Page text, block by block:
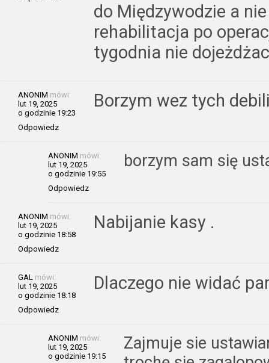
do Międzywodzie a
rehabilitacja po
tygodnia nie
ANONIM mówi:
lut 19, 2025
o godzinie 19:23
Odpowiedz
Borzym wez tych
ANONIM mówi:
lut 19, 2025
o godzinie 19:55
Odpowiedz
borzym sam się
ANONIM mówi:
lut 19, 2025
o godzinie 18:58
Odpowiedz
Nabijanie kasy .
GAL mówi:
lut 19, 2025
o godzinie 18:18
Odpowiedz
Dlaczego nie widać
ANONIM mówi:
lut 19, 2025
o godzinie 19:15
Zajmuje sie